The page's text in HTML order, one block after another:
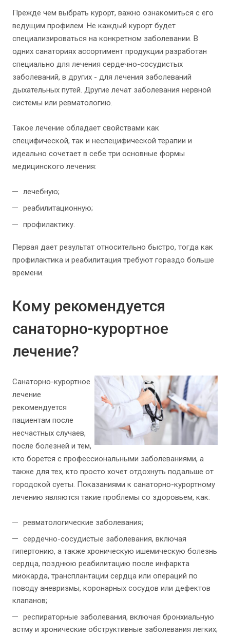
Прежде чем выбрать курорт, важно ознакомиться с его
ведущим профилем. Не каждый курорт будет
специализироваться на конкретном заболевании. В
одних санаториях ассортимент продукции разработан
специально для лечения сердечно-сосудистых
заболеваний, в других - для лечения заболеваний
дыхательных путей. Другие лечат заболевания нервной
системы или ревматологию.
Такое лечение обладает свойствами как
специфической, так и неспецифической терапии и
идеально сочетает в себе три основные формы
медицинского лечения:
лечебную;
реабилитационную;
профилактику.
Первая дает результат относительно быстро, тогда как
профилактика и реабилитация требуют гораздо больше
времени.
Кому рекомендуется
санаторно-курортное
лечение?
Санаторно-курортное
лечение
рекомендуется
пациентам после
несчастных случаев,
после болезней и тем,
кто борется с профессиональными заболеваниями, а
также для тех, кто просто хочет отдохнуть подальше от
городской суеты. Показаниями к санаторно-курортному
лечению являются такие проблемы со здоровьем, как:
ревматологические заболевания;
сердечно-сосудистые заболевания, включая
гипертонию, а также хроническую ишемическую болезнь
сердца, позднюю реабилитацию после инфаркта
миокарда, трансплантации сердца или операций по
поводу аневризмы, коронарных сосудов или дефектов
клапанов;
респираторные заболевания, включая бронхиальную
астму и хронические обструктивные заболевания легких;